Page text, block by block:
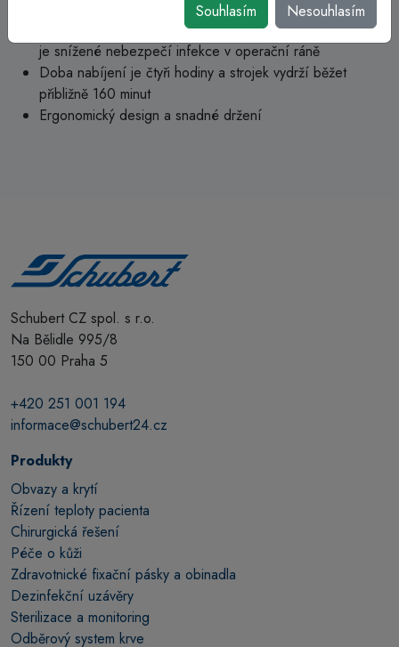
Riziko poškrábání nedosahuje ani 2 procent a díky tomu
je snížené nebezpečí infekce v operační ráně
Doba nabíjení je čtyři hodiny a strojek vydrží běžet
přibližně 160 minut
Ergonomický design a snadné držení
Schubert CZ spol. s r.o.
Na Bělidle 995/8
150 00 Praha 5
+420 251 001 194
informace@schubert24.cz
Produkty
Obvazy a krytí
Řízení teploty pacienta
Chirurgická řešení
Péče o kůži
Zdravotnické fixační pásky a obinadla
Dezinfekční uzávěry
Sterilizace a monitoring
Odběrový system krve
Souhlasím Nesouhlasím